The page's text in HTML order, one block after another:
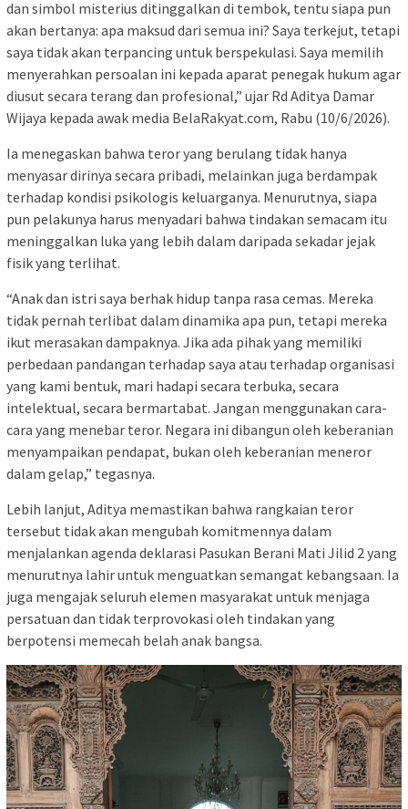
dan simbol misterius ditinggalkan di tembok, tentu siapa pun
akan bertanya: apa maksud dari semua ini? Saya terkejut, tetapi
saya tidak akan terpancing untuk berspekulasi. Saya memilih
menyerahkan persoalan ini kepada aparat penegak hukum agar
diusut secara terang dan profesional,” ujar Rd Aditya Damar
Wijaya kepada awak media BelaRakyat.com, Rabu (10/6/2026).
Ia menegaskan bahwa teror yang berulang tidak hanya
menyasar dirinya secara pribadi, melainkan juga berdampak
terhadap kondisi psikologis keluarganya. Menurutnya, siapa
pun pelakunya harus menyadari bahwa tindakan semacam itu
meninggalkan luka yang lebih dalam daripada sekadar jejak
fisik yang terlihat.
“Anak dan istri saya berhak hidup tanpa rasa cemas. Mereka
tidak pernah terlibat dalam dinamika apa pun, tetapi mereka
ikut merasakan dampaknya. Jika ada pihak yang memiliki
perbedaan pandangan terhadap saya atau terhadap organisasi
yang kami bentuk, mari hadapi secara terbuka, secara
intelektual, secara bermartabat. Jangan menggunakan cara-
cara yang menebar teror. Negara ini dibangun oleh keberanian
menyampaikan pendapat, bukan oleh keberanian meneror
dalam gelap,” tegasnya.
Lebih lanjut, Aditya memastikan bahwa rangkaian teror
tersebut tidak akan mengubah komitmennya dalam
menjalankan agenda deklarasi Pasukan Berani Mati Jilid 2 yang
menurutnya lahir untuk menguatkan semangat kebangsaan. Ia
juga mengajak seluruh elemen masyarakat untuk menjaga
persatuan dan tidak terprovokasi oleh tindakan yang
berpotensi memecah belah anak bangsa.